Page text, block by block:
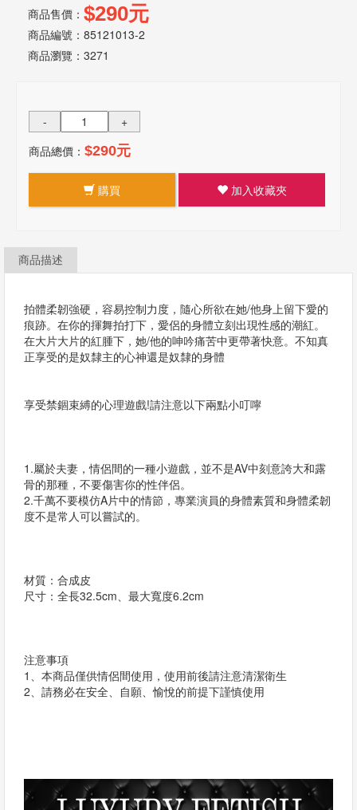
商品售價： $290元
商品編號：85121013-2
商品瀏覽： 3271
-
+
商品總價： $290元
購買 加入收藏夾
商品描述
拍體柔韌強硬，容易控制力度，隨心所欲在她/他身上留下愛的
痕跡。在你的揮舞拍打下，愛侶的身體立刻出現性感的潮紅。
在大片大片的紅腫下，她/他的呻吟痛苦中更帶著快意。不知真
正享受的是奴隸主的心神還是奴隸的身體
享受禁錮束縛的心理遊戲!請注意以下兩點小叮嚀
1.屬於夫妻，情侶間的一種小遊戲，並不是AV中刻意誇大和露
骨的那種，不要傷害你的性伴侶。
2.千萬不要模仿A片中的情節，專業演員的身體素質和身體柔韌
度不是常人可以嘗試的。
材質：合成皮
尺寸：全長32.5cm、最大寬度6.2cm
注意事項
1、本商品僅供情侶間使用，使用前後請注意清潔衛生
2、請務必在安全、自願、愉悅的前提下謹慎使用